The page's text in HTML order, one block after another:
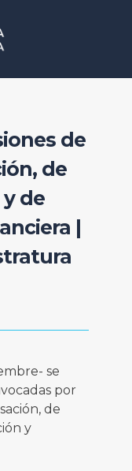
de
de
de
|
se
por
de
y